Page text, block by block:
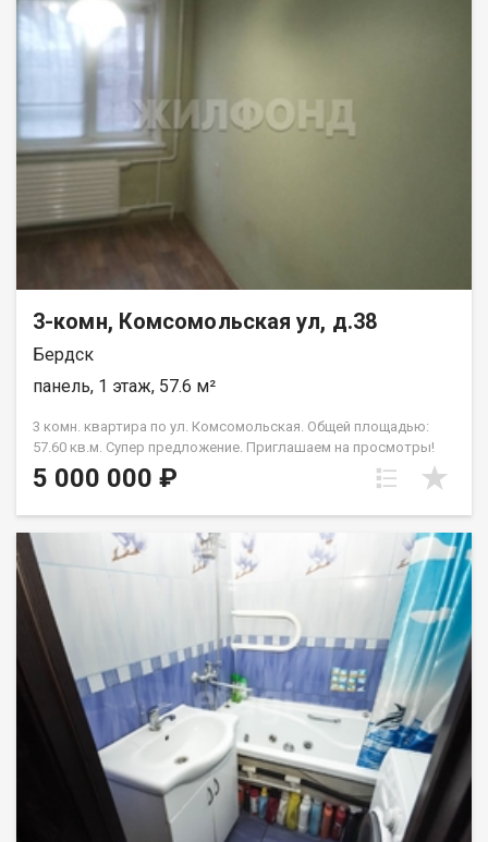
приема гостей. Четвертый этаж – это оптимальное решение,
сочетающее в себе удобство доступа и приватность. Вы
будете избавлены от необходимости подниматься слишком
высоко, но при этом насладитесь тишиной и прекрасным
видом из окон, который не закрыт верхними этажами. Дом
находится в районе с развитой инфраструктурой: в
непосредственной близости расположены школы, детские
сады, магазины, парки и остановки общественного
транспорта. Удобная транспортная доступность позволит
быстро добраться до любой точки города. Эта квартира – не
просто квадратные метры, это возможность создать свою
собственную атмосферу, наполненную теплом и счастьем. Не
упустите свой шанс стать обладателем этой квартиры! Код
пользователя: 98753 Номер в базе: 12506384
3-комн, Комсомольская ул, д.38
Бердск
панель, 1 этаж, 57.6 м²
3 комн. квартира по ул. Комсомольская. Общей площадью:
57.60 кв.м. Супер предложение. Приглашаем на просмотры!
Самая лучшая локация в г. Бердске - удобная транспортная
развязка, развитая инфраструктура, развлечения, отдых,
квартира в центре г.Бердска (микрорайон Центр) в хорошем
состоянии. Для комфортной жизни, в шаговой доступности,
есть все - торговые центры, школы, детсады, колледжи,
спортивно-оздоровительные клубы, центры развития для
детей, салоны красоты, парки и аллеи для отдыха и вечерних
пробежек. Напротив через дорогу, - СОШ №2 Спектр, Лицей
№6, Экономический лицей, 2 колледжа - Медицинский и
Политехнический. В шаговой доступности - 5 детсадов
(комбинированного типа) - №3, 22, 27 (Родничок) и т.д. Рядом
множество аптек, салонов красоты и ТЦ Сибирский Версальи
крупные супермаркеты Лента, Пятерочка и розничные
магазины у дома. Для вечерних прогулок есть прекрасный
сквер - Аллея Героев. Большой благоустроенный двор,
множество парковочных мест!. Квартира светлая,
просторная, окна на две стороны. Комнаты все
5 000 000 ₽